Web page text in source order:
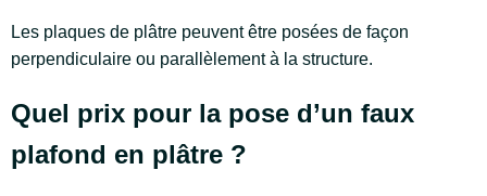
Les plaques de plâtre peuvent être posées de façon
perpendiculaire ou parallèlement à la structure.
Quel prix pour la pose d’un faux
plafond en plâtre ?